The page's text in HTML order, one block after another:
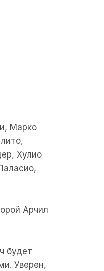
Марко
Хулио
Арчил
будет
Уверен,